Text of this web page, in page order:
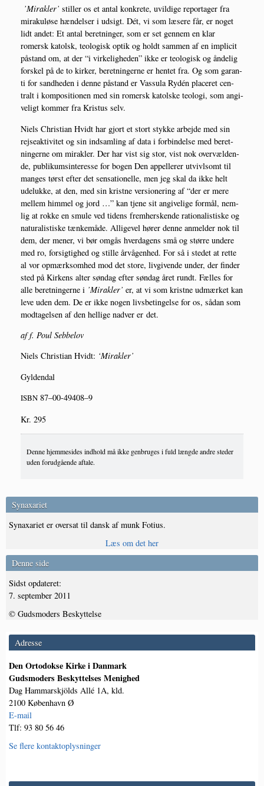
’Mirak­ler’ stil­ler os et antal kon­kre­te, uvil­di­ge repor­ta­ger fra
miraku­lø­se hæn­del­ser i udsigt. Dét, vi som læse­re får, er noget
lidt andet: Et antal beret­nin­ger, som er set gen­nem en klar
romersk katolsk, teo­lo­gisk optik og holdt sam­men af en impli­cit
påstand om, at der “i vir­ke­lig­he­den” ikke er teo­lo­gisk og ånde­lig
for­skel på de to kir­ker, beret­nin­ger­ne er hen­tet fra. Og som garan­
ti for sand­he­den i den­ne påstand er Vas­su­la Rydén pla­ce­ret cen­
tralt i kom­po­si­tio­nen med sin romersk katol­ske teo­lo­gi, som angi­
ve­ligt kom­mer fra Kristus selv.
Niels Chri­sti­an Hvidt har gjort et stort styk­ke arbej­de med sin
rej­se­ak­ti­vi­tet og sin ind­sam­ling af data i for­bin­del­se med beret­
nin­ger­ne om mirak­ler. Der har vist sig stor, vist nok over­væl­den­
de, publi­kums­in­ter­es­se for bogen Den appel­le­rer utvivl­s­omt til
man­ges tørst efter det sen­sa­tio­nel­le, men jeg skal da ikke helt
ude­luk­ke, at den, med sin krist­ne ver­sio­ne­ring af “der er mere
mel­lem him­mel og jord …” kan tje­ne sit angi­ve­li­ge for­mål, nem­
lig at rok­ke en smu­le ved tidens frem­her­sken­de ratio­na­li­sti­ske og
natu­ra­li­sti­ske tæn­ke­må­de. Alli­ge­vel hører den­ne anmel­der nok til
dem, der mener, vi bør omgås hver­da­gens små og stør­re unde­re
med ro, for­sig­tig­hed og stil­le årvå­gen­hed. For så i ste­det at ret­te
al vor opmærk­som­hed mod det sto­re, liv­gi­ven­de under, der fin­der
sted på Kir­kens alter søn­dag efter søn­dag året rundt. Fæl­les for
alle beret­nin­ger­ne i ’Mirak­ler’ er, at vi som krist­ne udmær­ket kan
leve uden dem. De er ikke nogen livs­be­tin­gel­se for os, sådan som
mod­ta­gel­sen af den hel­li­ge nad­ver er det.
af f. Poul Sebbelov
Niels Chri­sti­an Hvidt: ‘Mirak­ler’
Gyl­den­dal
ISBN 87–00-49408–9
Kr. 295
Denne hjemmesides indhold må ikke genbruges i fuld længde andre steder
uden forudgående aftale.
Synaxariet
Synaxariet er oversat til dansk af munk Fotius.
Læs om det her
Denne side
Sidst opdateret:
7. september 2011
© Gudsmoders Beskyttelse
Adresse
Den Ortodokse Kirke i Danmark
Gudsmoders Beskyttelses Menighed
Dag Hammarskjölds Allé 1A, kld.
2100 København Ø
E-mail
Tlf: 93 80 56 46
Se flere kontaktoplysninger